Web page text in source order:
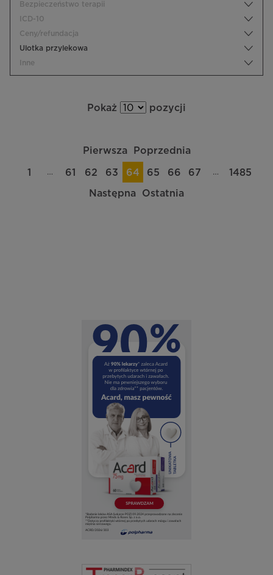
Bezpieczeństwo terapii
ICD-10
Ceny/refundacja
Ulotka przylekowa
Inne
Pokaż pozycji
Pierwsza Poprzednia
1 … 61 62 63 64 65 66 67 … 1485
Następna Ostatnia